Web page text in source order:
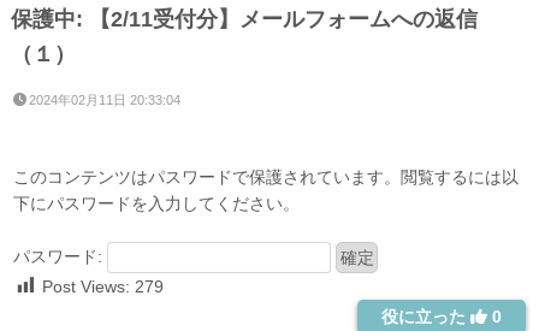
保護中: 【2/11受付分】メールフォームへの返信
（１）
2024年02月11日 20:33:04
このコンテンツはパスワードで保護されています。閲覧するには以
下にパスワードを入力してください。
パスワード:
Post Views: 279
役に立った
0